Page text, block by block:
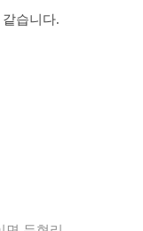
습니다.